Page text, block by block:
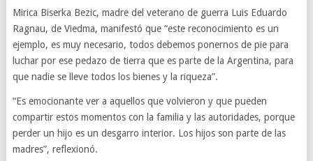
Mirica Biserka Bezic, madre del veterano de guerra Luis Eduardo
Ragnau, de Viedma, manifestó que “este reconocimiento es un
ejemplo, es muy necesario, todos debemos ponernos de pie para
luchar por ese pedazo de tierra que es parte de la Argentina, para
que nadie se lleve todos los bienes y la riqueza”.
“Es emocionante ver a aquellos que volvieron y que pueden
compartir estos momentos con la familia y las autoridades, porque
perder un hijo es un desgarro interior. Los hijos son parte de las
madres”, reflexionó.